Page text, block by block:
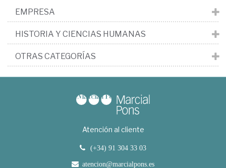
EMPRESA
HISTORIA Y CIENCIAS HUMANAS
OTRAS CATEGORÍAS
Atención al cliente
(+34) 91 304 33 03
atencion@marcialpons.es